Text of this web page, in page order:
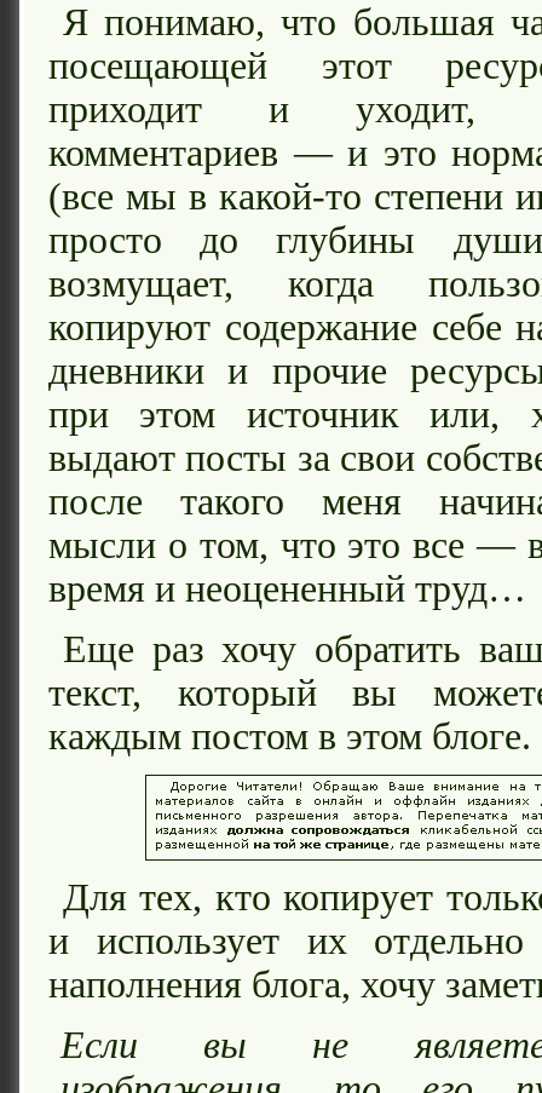
Я понимаю, что большая
посещающей этот
приходит и уходит,
комментариев — и это
(все мы в какой-то степени
просто до глубины
возмущает, когда
копируют содержание себе
дневники и прочие
при этом источник
выдают посты за свои
после такого меня
мысли о том, что это все —
время и неоцененный труд…
Еще раз хочу обратить
текст, который вы
каждым постом в этом блоге.
Для тех, кто копирует
и использует их отдельно
наполнения блога, хочу
Если вы не